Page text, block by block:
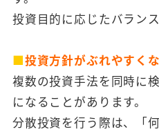
投資目的に応じたバランス
■投資方針がぶれやすく
複数の投資手法を同時に
になることがあります。
分散投資を行う際は、「